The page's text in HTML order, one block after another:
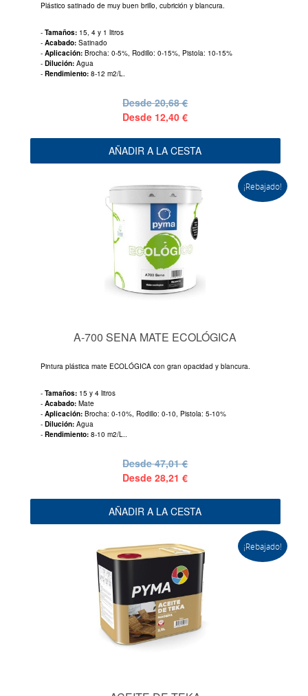
Plástico satinado de muy buen brillo, cubrición y blancura.
- Tamaños: 15, 4 y 1 litros
- Acabado: Satinado
- Aplicación: Brocha: 0-5%, Rodillo: 0-15%, Pistola: 10-15%
- Dilución: Agua
- Rendimiento: 8-12 m2/L.
Desde20,68 €
Desde 12,40 €
AÑADIR A LA CESTA
¡Rebajado!
A-700 SENA MATE ECOLÓGICA
Pintura plástica mate ECOLÓGICA con gran opacidad y blancura.
- Tamaños: 15 y 4 litros
- Acabado: Mate
- Aplicación: Brocha: 0-10%, Rodillo: 0-10, Pistola: 5-10%
- Dilución: Agua
- Rendimiento: 8-10 m2/L..
Desde47,01 €
Desde28,21 €
AÑADIR A LA CESTA
¡Rebajado!